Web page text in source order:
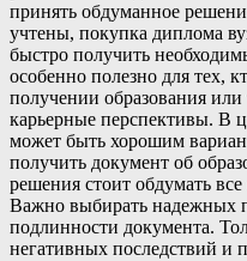
принять обдуманное
учтены, покупка диплома
быстро получить
особенно полезно для тех,
получении образования или
карьерные перспективы. В
может быть хорошим
получить документ об
решения стоит обдумать
Важно выбирать надежных
подлинности документа.
негативных последствий и